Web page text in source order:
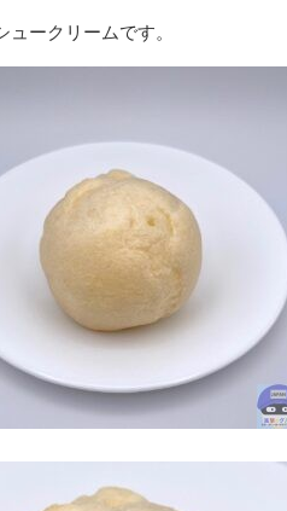
ュークリームです。